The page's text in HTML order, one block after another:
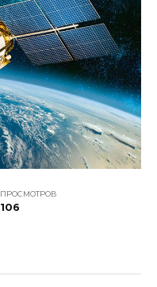
ПРОСМОТРОВ
106